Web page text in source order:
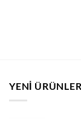
YENI ÜRÜNLER